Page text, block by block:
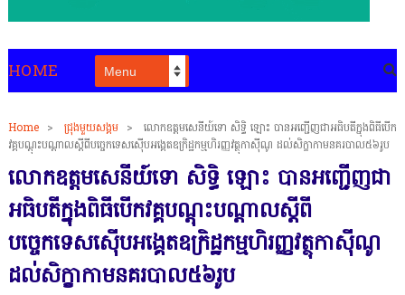
HOME
Home > ជ្រុងមួយសង្គម >
លោកឧត្តមសេនីយ៍ទោ សិទ្ធិ ឡោះ បានអញ្ជើញជាអធិបតីក្នុងពិធីបើក
វគ្គបណ្តុះបណ្តាលស្តីពីបច្ចេកទេសសេុីបអង្គេតឧក្រិដ្ឋកម្មហិរញ្ញវត្ថុកាសុីណូ ដល់សិក្ខាកាមនគរបាល៥៦រូប
លោកឧត្តមសេនីយ៍ទោ សិទ្ធិ ឡោះ បានអញ្ជើញជា
អធិបតីក្នុងពិធីបើកវគ្គបណ្តុះបណ្តាលស្តីពី
បច្ចេកទេសសេុីបអង្គេតឧក្រិដ្ឋកម្មហិរញ្ញវត្ថុកាសុីណូ
ដល់សិក្ខាកាមនគរបាល៥៦រូប